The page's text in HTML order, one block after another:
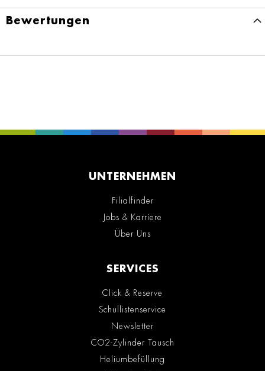
Bewertungen
UNTERNEHMEN
Filialfinder
Jobs & Karriere
Über Uns
SERVICES
Click & Reserve
Schullistenservice
Newsletter
CO2-Zylinder Tausch
Heliumbefüllung